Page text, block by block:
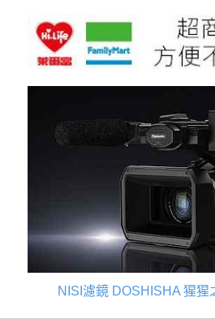
NISI濾鏡 DOSHISHA 猩猩